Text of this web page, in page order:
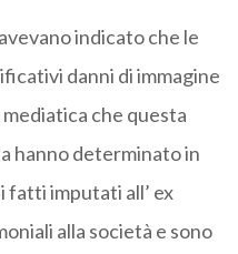
avevano indicato che le
danni di immagine
che questa
hanno determinato in
fatti imputati all’ ex
alla società e sono